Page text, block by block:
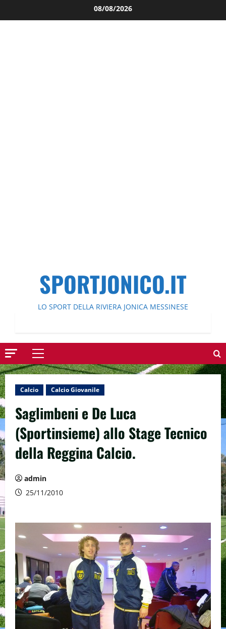
al
08/08/2026
SPORTJONICO.IT
LO SPORT DELLA RIVIERA JONICA MESSINESE
Menu
principale
Calcio Calcio Giovanile
Saglimbeni e De Luca
(Sportinsieme) allo Stage Tecnico
della Reggina Calcio.
admin
25/11/2010